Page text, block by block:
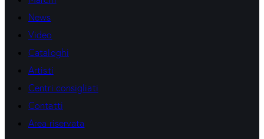
News
Video
Cataloghi
Artisti
Centri consigliati
Contatti
Area riservata